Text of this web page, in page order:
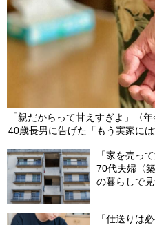
「親だからって甘えすぎよ」〈
40歳長男に告げた「もう実家には
「家を売っ
70代夫婦〈
の暮らしで
「仕送りは